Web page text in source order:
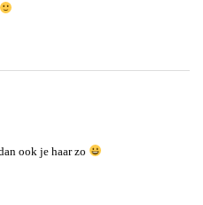
ook je haar zo